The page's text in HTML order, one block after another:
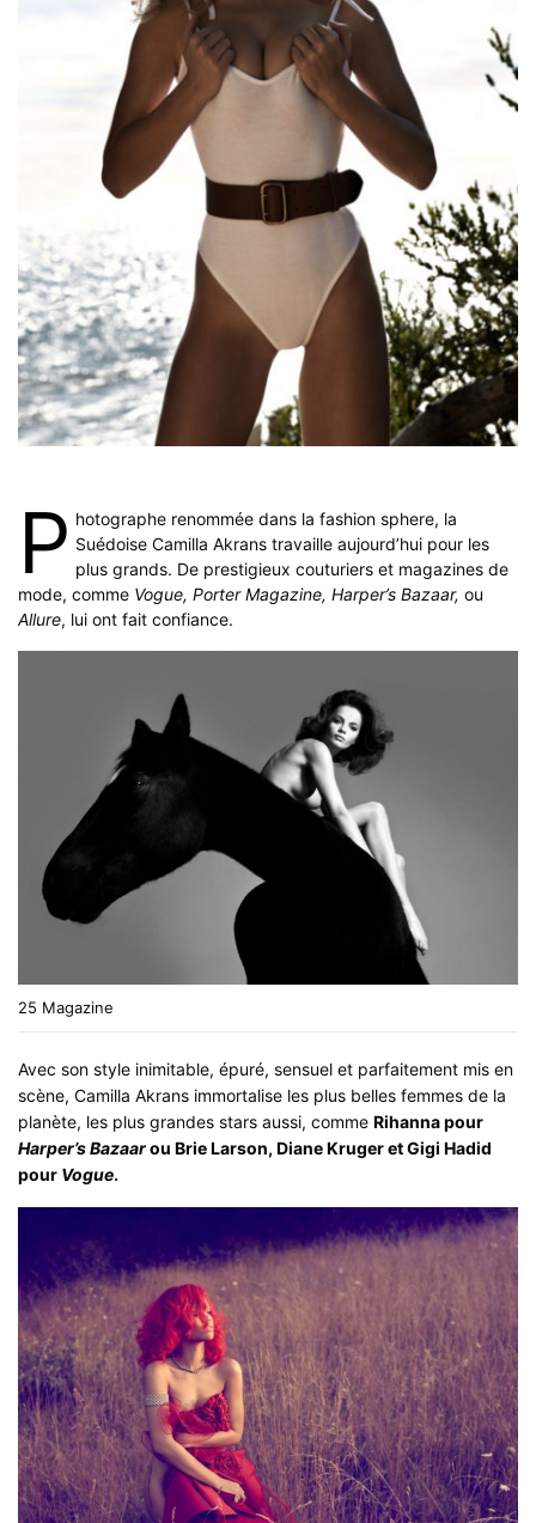
P hotographe renommée dans la fashion sphere, la
Suédoise Camilla Akrans travaille aujourd’hui pour les
plus grands. De prestigieux couturiers et magazines de
mode, comme Vogue, Porter Magazine, Harper’s Bazaar, ou
Allure, lui ont fait confiance.
25 Magazine
Avec son style inimitable, épuré, sensuel et parfaitement mis en
scène, Camilla Akrans immortalise les plus belles femmes de la
planète, les plus grandes stars aussi, commeRihanna pour
Harper’s Bazaarou Brie Larson, Diane Kruger et Gigi Hadid
pour Vogue.